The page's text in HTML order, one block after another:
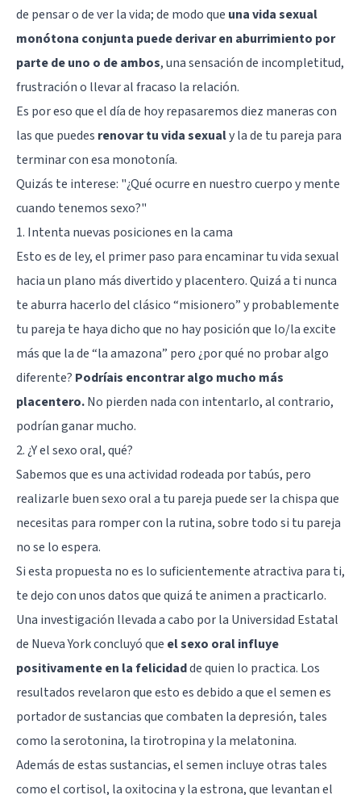
de pensar o de ver la vida; de modo que una vida sexual
monótona conjunta puede derivar en aburrimiento por
parte de uno o de ambos, una sensación de incompletitud,
frustración o llevar al fracaso la relación.
Es por eso que el día de hoy repasaremos diez maneras con
las que puedes renovar tu vida sexualy la de tu pareja para
terminar con esa monotonía.
Quizás te interese: "¿Qué ocurre en nuestro cuerpo y mente
cuando tenemos sexo?"
1. Intenta nuevas posiciones en la cama
Esto es de ley, el primer paso para encaminar tu vida sexual
hacia un plano más divertido y placentero. Quizá a ti nunca
te aburra hacerlo del clásico “misionero” y probablemente
tu pareja te haya dicho que no hay posición que lo/la excite
más que la de “la amazona” pero ¿por qué no probar algo
diferente? Podríais encontrar algo mucho más
placentero.No pierden nada con intentarlo, al contrario,
podrían ganar mucho.
2. ¿Y el sexo oral, qué?
Sabemos que es una actividad rodeada por tabús, pero
realizarle buen sexo oral a tu pareja puede ser la chispa que
necesitas para romper con la rutina, sobre todo si tu pareja
no se lo espera.
Si esta propuesta no es lo suficientemente atractiva para ti,
te dejo con unos datos que quizá te animen a practicarlo.
Una investigación llevada a cabo por la Universidad Estatal
de Nueva York concluyó que el sexo oral influye
positivamente en la felicidadde quien lo practica. Los
resultados revelaron que esto es debido a que el semen es
portador de sustancias que combaten la depresión, tales
como la serotonina, la tirotropina y la melatonina.
Además de estas sustancias, el semen incluye otras tales
como el cortisol, laoxitocinay la estrona, que levantan el